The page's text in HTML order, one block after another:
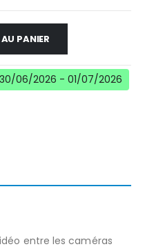
PANIER
06/2026 - 01/07/2026
entre les caméras